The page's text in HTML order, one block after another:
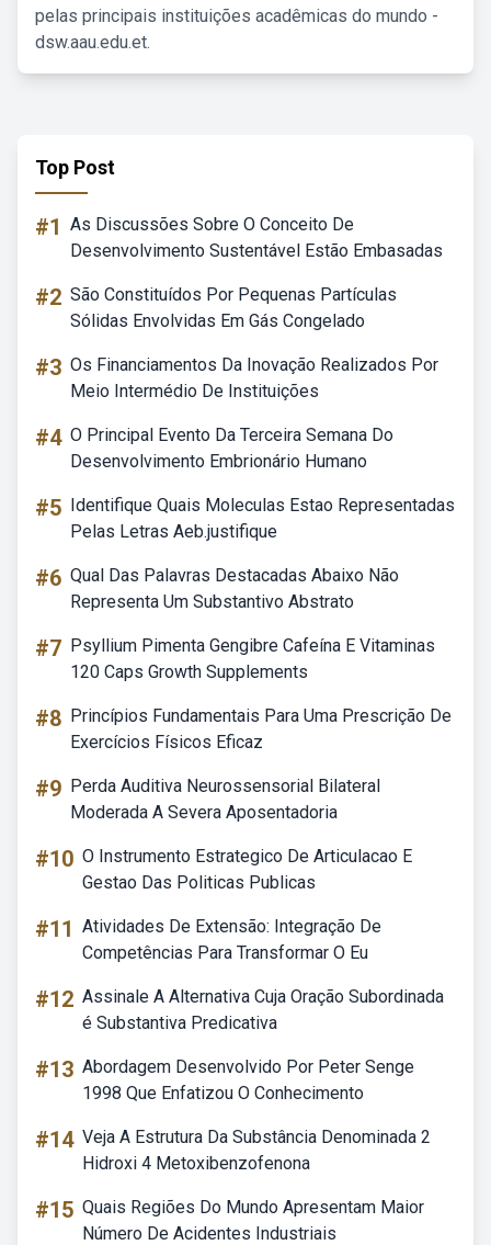
pelas principais instituições acadêmicas do mundo -
dsw.aau.edu.et.
Top Post
#1 As Discussões Sobre O Conceito De
Desenvolvimento Sustentável Estão Embasadas
#2 São Constituídos Por Pequenas Partículas
Sólidas Envolvidas Em Gás Congelado
#3 Os Financiamentos Da Inovação Realizados Por
Meio Intermédio De Instituições
#4 O Principal Evento Da Terceira Semana Do
Desenvolvimento Embrionário Humano
#5 Identifique Quais Moleculas Estao Representadas
Pelas Letras Aeb.justifique
#6 Qual Das Palavras Destacadas Abaixo Não
Representa Um Substantivo Abstrato
#7 Psyllium Pimenta Gengibre Cafeína E Vitaminas
120 Caps Growth Supplements
#8 Princípios Fundamentais Para Uma Prescrição De
Exercícios Físicos Eficaz
#9 Perda Auditiva Neurossensorial Bilateral
Moderada A Severa Aposentadoria
#10 O Instrumento Estrategico De Articulacao E
Gestao Das Politicas Publicas
#11 Atividades De Extensão: Integração De
Competências Para Transformar O Eu
#12 Assinale A Alternativa Cuja Oração Subordinada
é Substantiva Predicativa
#13 Abordagem Desenvolvido Por Peter Senge
1998 Que Enfatizou O Conhecimento
#14 Veja A Estrutura Da Substância Denominada 2
Hidroxi 4 Metoxibenzofenona
#15 Quais Regiões Do Mundo Apresentam Maior
Número De Acidentes Industriais